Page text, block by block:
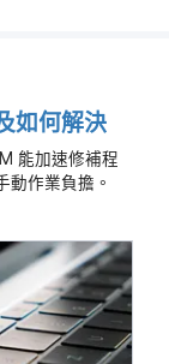
如何解決
能加速修補程
動作業負擔。